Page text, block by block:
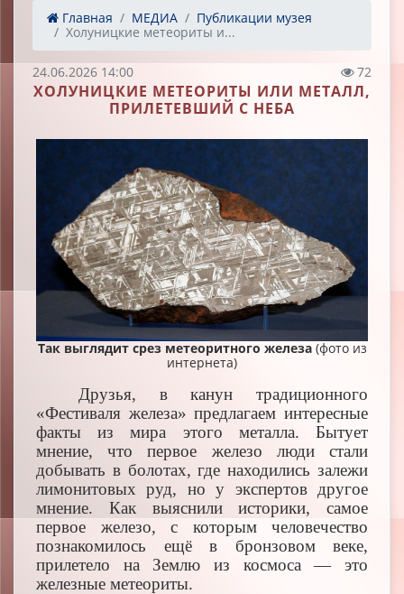
Главная МЕДИА
Публикации музея
Холуницкие метеориты и...
24.06.2026 14:00 72
ХОЛУНИЦКИЕ МЕТЕОРИТЫ ИЛИ МЕТАЛЛ,
ПРИЛЕТЕВШИЙ С НЕБА
Так выглядит срез метеоритного железа (фото из
интернета)
Друзья, в канун традиционного
«Фестиваля железа» предлагаем интересные
факты из мира этого металла. Бытует
мнение, что первое железо люди стали
добывать в болотах, где находились залежи
лимонитовых руд, но у экспертов другое
мнение. Как выяснили историки, самое
первое железо, с которым человечество
познакомилось ещё в бронзовом веке,
прилетело на Землю из космоса — это
железные метеориты.